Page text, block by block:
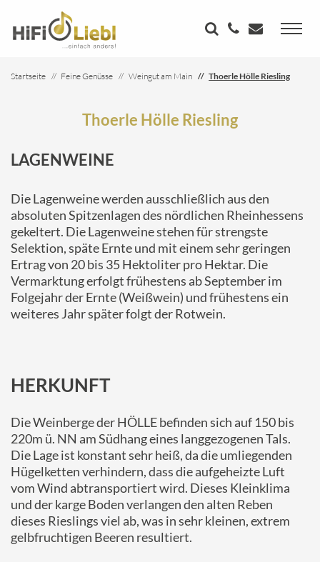
Startseite Feine Genüsse Weingut am Main Thoerle Hölle Riesling
Thoerle Hölle Riesling
LAGENWEINE
Die Lagenweine werden ausschließlich aus den
absoluten Spitzenlagen des nördlichen Rheinhessens
gekeltert. Die Lagenweine stehen für strengste
Selektion, späte Ernte und mit einem sehr geringen
Ertrag von 20 bis 35 Hektoliter pro Hektar. Die
Vermarktung erfolgt frühestens ab September im
Folgejahr der Ernte (Weißwein) und frühestens ein
weiteres Jahr später folgt der Rotwein.
HERKUNFT
Die Weinberge der HÖLLE befinden sich auf 150 bis
220m ü. NN am Südhang eines langgezogenen Tals.
Die Lage ist konstant sehr heiß, da die umliegenden
Hügelketten verhindern, dass die aufgeheizte Luft
vom Wind abtransportiert wird. Dieses Kleinklima
und der karge Boden verlangen den alten Reben
dieses Rieslings viel ab, was in sehr kleinen, extrem
gelbfruchtigen Beeren resultiert.